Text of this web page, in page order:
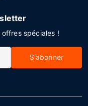
spéciales !
S'abonner